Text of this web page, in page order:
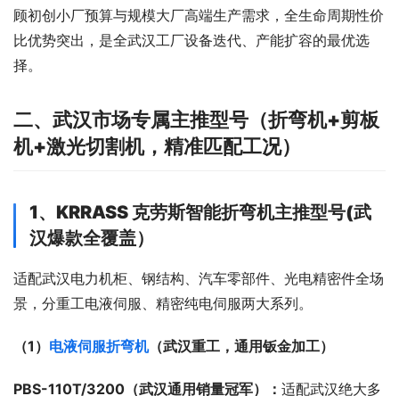
顾初创小厂预算与规模大厂高端生产需求，全生命周期性价
比优势突出，是全武汉工厂设备迭代、产能扩容的最优选
择。
二、武汉市场专属主推型号（折弯机+剪板
机+激光切割机，精准匹配工况）
1、KRRASS 克劳斯智能折弯机主推型号(武
汉爆款全覆盖）
适配武汉电力机柜、钢结构、汽车零部件、光电精密件全场
景，分重工电液伺服、精密纯电伺服两大系列。
（1） 电液伺服折弯机（武汉重工，通用钣金加工）
PBS-110T/3200（武汉通用销量冠军）： 适配武汉绝大多